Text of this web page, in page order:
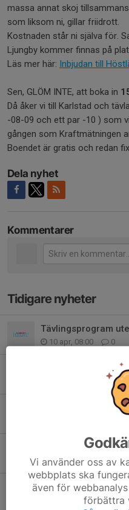
massa annat skoj
som liksom ni, gillar friidrott.
Kostnaden står ni själva för.
Ljungby kommer finnas på
Läs mer här: Inbjudan till
Sen, GLÖM INTE, att boka in
Då åker vi till Karlstad och
-08-09 och ett par -10 ) som
gången som Kraftmätningen
Boendet är gratis och redan
Dela nyhet
Kommentarer
Tidigare nyheter
Tävlingsprogram
10 apr, 08:00 0
Funktionärslapp
Tävling 29/11 i
Tävlingsprogram
16 okt 2025 0
Castorama dax.
1 sep 2025 0
Vi använder oss av
webbplats ska
även för
förbättra